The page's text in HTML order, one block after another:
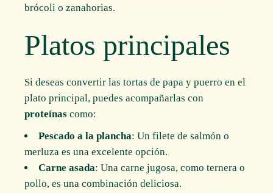
brócoli o zanahorias.
Platos principales
Si deseas convertir las tortas de papa y puerro en el
plato principal, puedes acompañarlas con
proteínas como:
Pescado a la plancha: Un filete de salmón o
merluza es una excelente opción.
Carne asada: Una carne jugosa, como ternera o
pollo, es una combinación deliciosa.